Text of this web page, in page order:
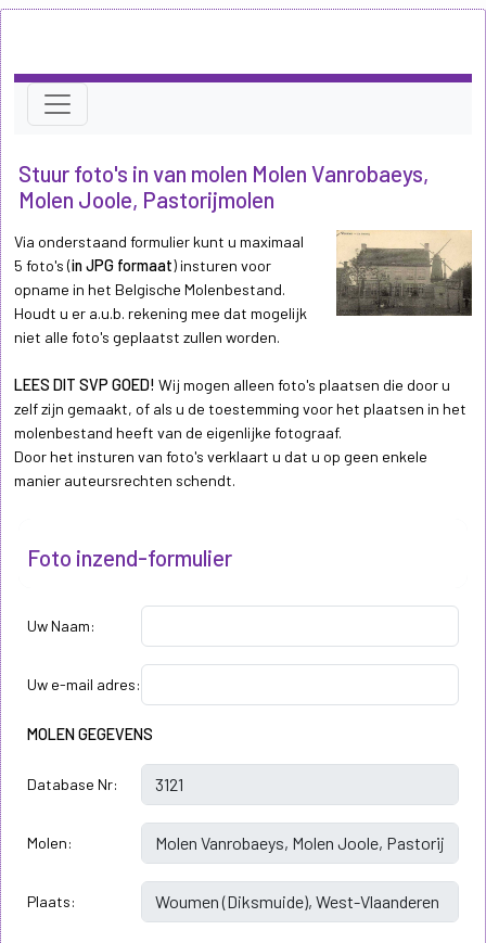
Stuur foto's in van molen Molen Vanrobaeys,
Molen Joole, Pastorijmolen
Via onderstaand formulier kunt u maximaal
5 foto's (in JPG formaat) insturen voor
opname in het Belgische Molenbestand.
Houdt u er a.u.b. rekening mee dat mogelijk
niet alle foto's geplaatst zullen worden.
LEES DIT SVP GOED! Wij mogen alleen foto's plaatsen die door u
zelf zijn gemaakt, of als u de toestemming voor het plaatsen in het
molenbestand heeft van de eigenlijke fotograaf.
Door het insturen van foto's verklaart u dat u op geen enkele
manier auteursrechten schendt.
Foto inzend-formulier
Uw Naam:
Uw e-mail adres:
MOLEN GEGEVENS
Database Nr:
Molen:
Plaats: